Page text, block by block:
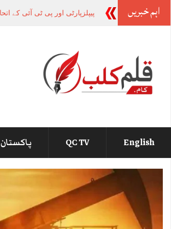
اہم خبریں وزیراعظم _
English
QC TV پاکستان